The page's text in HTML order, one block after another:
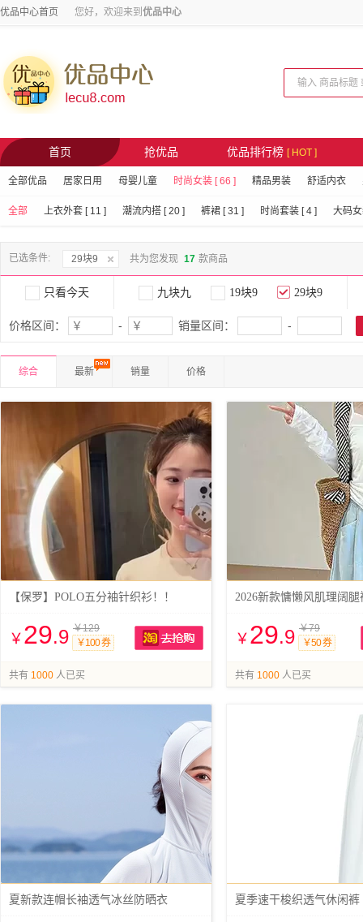
优品中心首页 您好，欢迎来到 优品中心
首页 抢优品 优品排行榜 [ HOT ]
全部优品 居家日用 母婴儿童 时尚女装 [ 66 ] 精品男装 舒适内衣
全部 上衣外套 [ 11 ] 潮流内搭 [ 20 ] 裤裙 [ 31 ] 时尚套装 [ 4 ] 大码
已选条件: 29块9 共为您发现 17 款商品
只看今天 九块九 19块9 29块9
价格区间： - 销量区间： -
综合 最新 销量 价格
【保罗】POLO五分袖针织衫！！
￥ 29.9 ￥129
￥100 券
共有 1000 人已买
2026新款慵懒风肌理阔
￥ 29.9 ￥79
￥50 券
共有 1000 人已买
夏新款连帽长袖透气冰丝防晒衣 夏季速干梭织透气休闲裤